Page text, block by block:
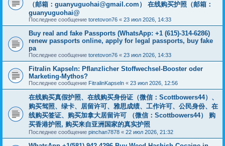
（邮箱： guanyuguohai@gmail.com ） 在线购买护照（邮箱：
guanyuguohai@
Последнее сообщение toretovon76 « 23 июл 2026, 14:33
Buy real and fake Passports (WhatsApp: +1 (615)-314-6286)
renew passports online, apply for legal passports, buy fake
pa
Последнее сообщение toretovon76 « 23 июл 2026, 14:33
Fitralin Kapseln: Pflanzlicher Stoffwechsel-Booster oder
Marketing-Mythos?
Последнее сообщение FitralinKapseln « 23 июл 2026, 12:56
在线购买真假护照、在线购买身份证（微信：Scottbowers44）、
购买驾照、绿卡、居留许可、雅思成绩、工作许可、公民身份、在
线购买签证、购买加拿大居留许可 （微信：Scottbowers44） 购
买香港护照, 购买来自亚洲国家的真实护照
Последнее сообщение pinchan7878 « 22 июл 2026, 21:32